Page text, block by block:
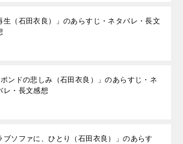
生（石田衣良）」のあらすじ・ネタバレ・長文
ポンドの悲しみ（石田衣良）」のあらすじ・ネ
レ・長文感想
ブソファに、ひとり（石田衣良）」のあらす